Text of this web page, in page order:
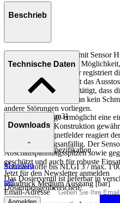
Beschrieb
ABNOX Dosierventile mit Sensor H
daher häufig eingesetzte
überwachen. Der Sensor registriert
Dosierkolbens und somit das
Das Ausgangssignal bestätigt, dass
Meldung bleibt aus, wenn kein
andere Störungen vorliegen.
Die Dosierabfrage ermöglicht eine
und die robuste Konstruktion
Auf fremde Magnetfelder reagiert
ist wenig störungsanfällig. Der
Abschaltspannungsspitzen sowie
geschützt und auch für robuste
Das Dosierventil ist lieferbar in
Dosiermengenbereichen.
Technische Daten
Dosierbereich [cm3]
Einsatzmediumspezifikation
Schmierstoffe bis NLGI 3 / max.
Staudruck Medium Ausgang [bar]
80
Downloads
Massblatt
pdf
Jetzt für den Newsletter anmelden
Email-Adresse*